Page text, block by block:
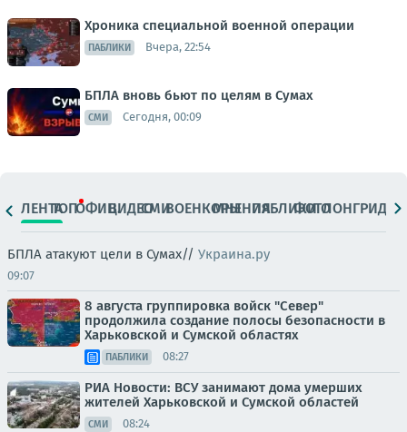
Хроника специальной военной операции
ПАБЛИКИ Вчера, 22:54
БПЛА вновь бьют по целям в Сумах
СМИ Сегодня, 00:09
ЛЕНТАТОПОФИЦ.ВИДЕОСМИВОЕНКОРЫМНЕНИЯПАБЛИКИ
ФОТОЛОНГРИДЫ
БПЛА атакуют цели в Сумах// Украина.ру
09:07
8 августа группировка войск "Север"
продолжила создание полосы безопасности в
Харьковской и Сумской областях
ПАБЛИКИ 08:27
РИА Новости: ВСУ занимают дома умерших
жителей Харьковской и Сумской областей
СМИ 08:24